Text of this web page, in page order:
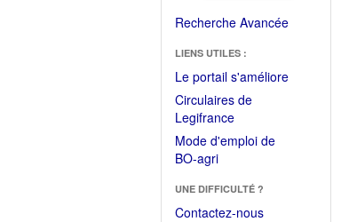
Recherche Avancée
LIENS UTILES :
Le portail s'améliore(Fichier
Circulaires de
Legifrance(Ouvrir
dans
une
fenêtre)
Mode d'emploi de
BO-agri(Ouvrir
une
nouvelle
UNE DIFFICULTÉ ?
Contactez-nous